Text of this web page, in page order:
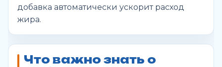
добавка автоматически ускорит расход
жира.
Что важно знать о